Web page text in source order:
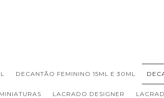
DECANTÃO FEMININO 15ML E 30ML
MINIATURAS LACRADO DESIGNER